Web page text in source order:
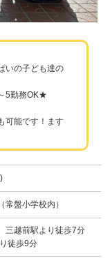
いの子ども達の
5勤務OK★
可能です！ます
盤小学校内）
越前駅より徒歩7分
徒歩9分